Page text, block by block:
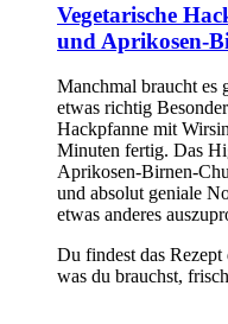
Vegetarische
und Aprikosen-
Manchmal braucht es
etwas richtig
Hackpfanne mit
Minuten fertig. Das
Aprikosen-Birnen-
und absolut geniale
etwas anderes
Du findest das
was du brauchst,